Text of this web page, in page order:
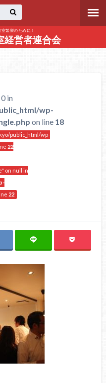
繁栄のために！
経営者連合会
in
wp-
on line 18
public_html/wp-
22
on null in
22